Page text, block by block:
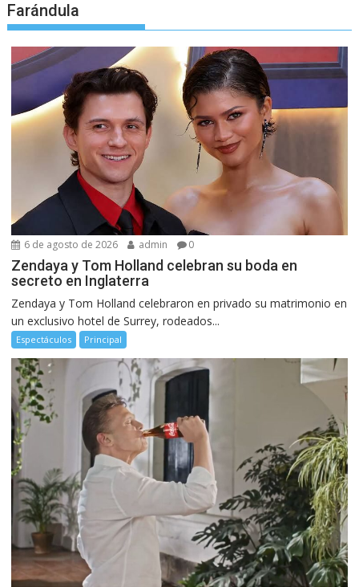
Farándula
6 de agosto de 2026 admin 0
Zendaya y Tom Holland celebran su boda en
secreto en Inglaterra
Zendaya y Tom Holland celebraron en privado su matrimonio en
un exclusivo hotel de Surrey, rodeados...
Espectáculos Principal